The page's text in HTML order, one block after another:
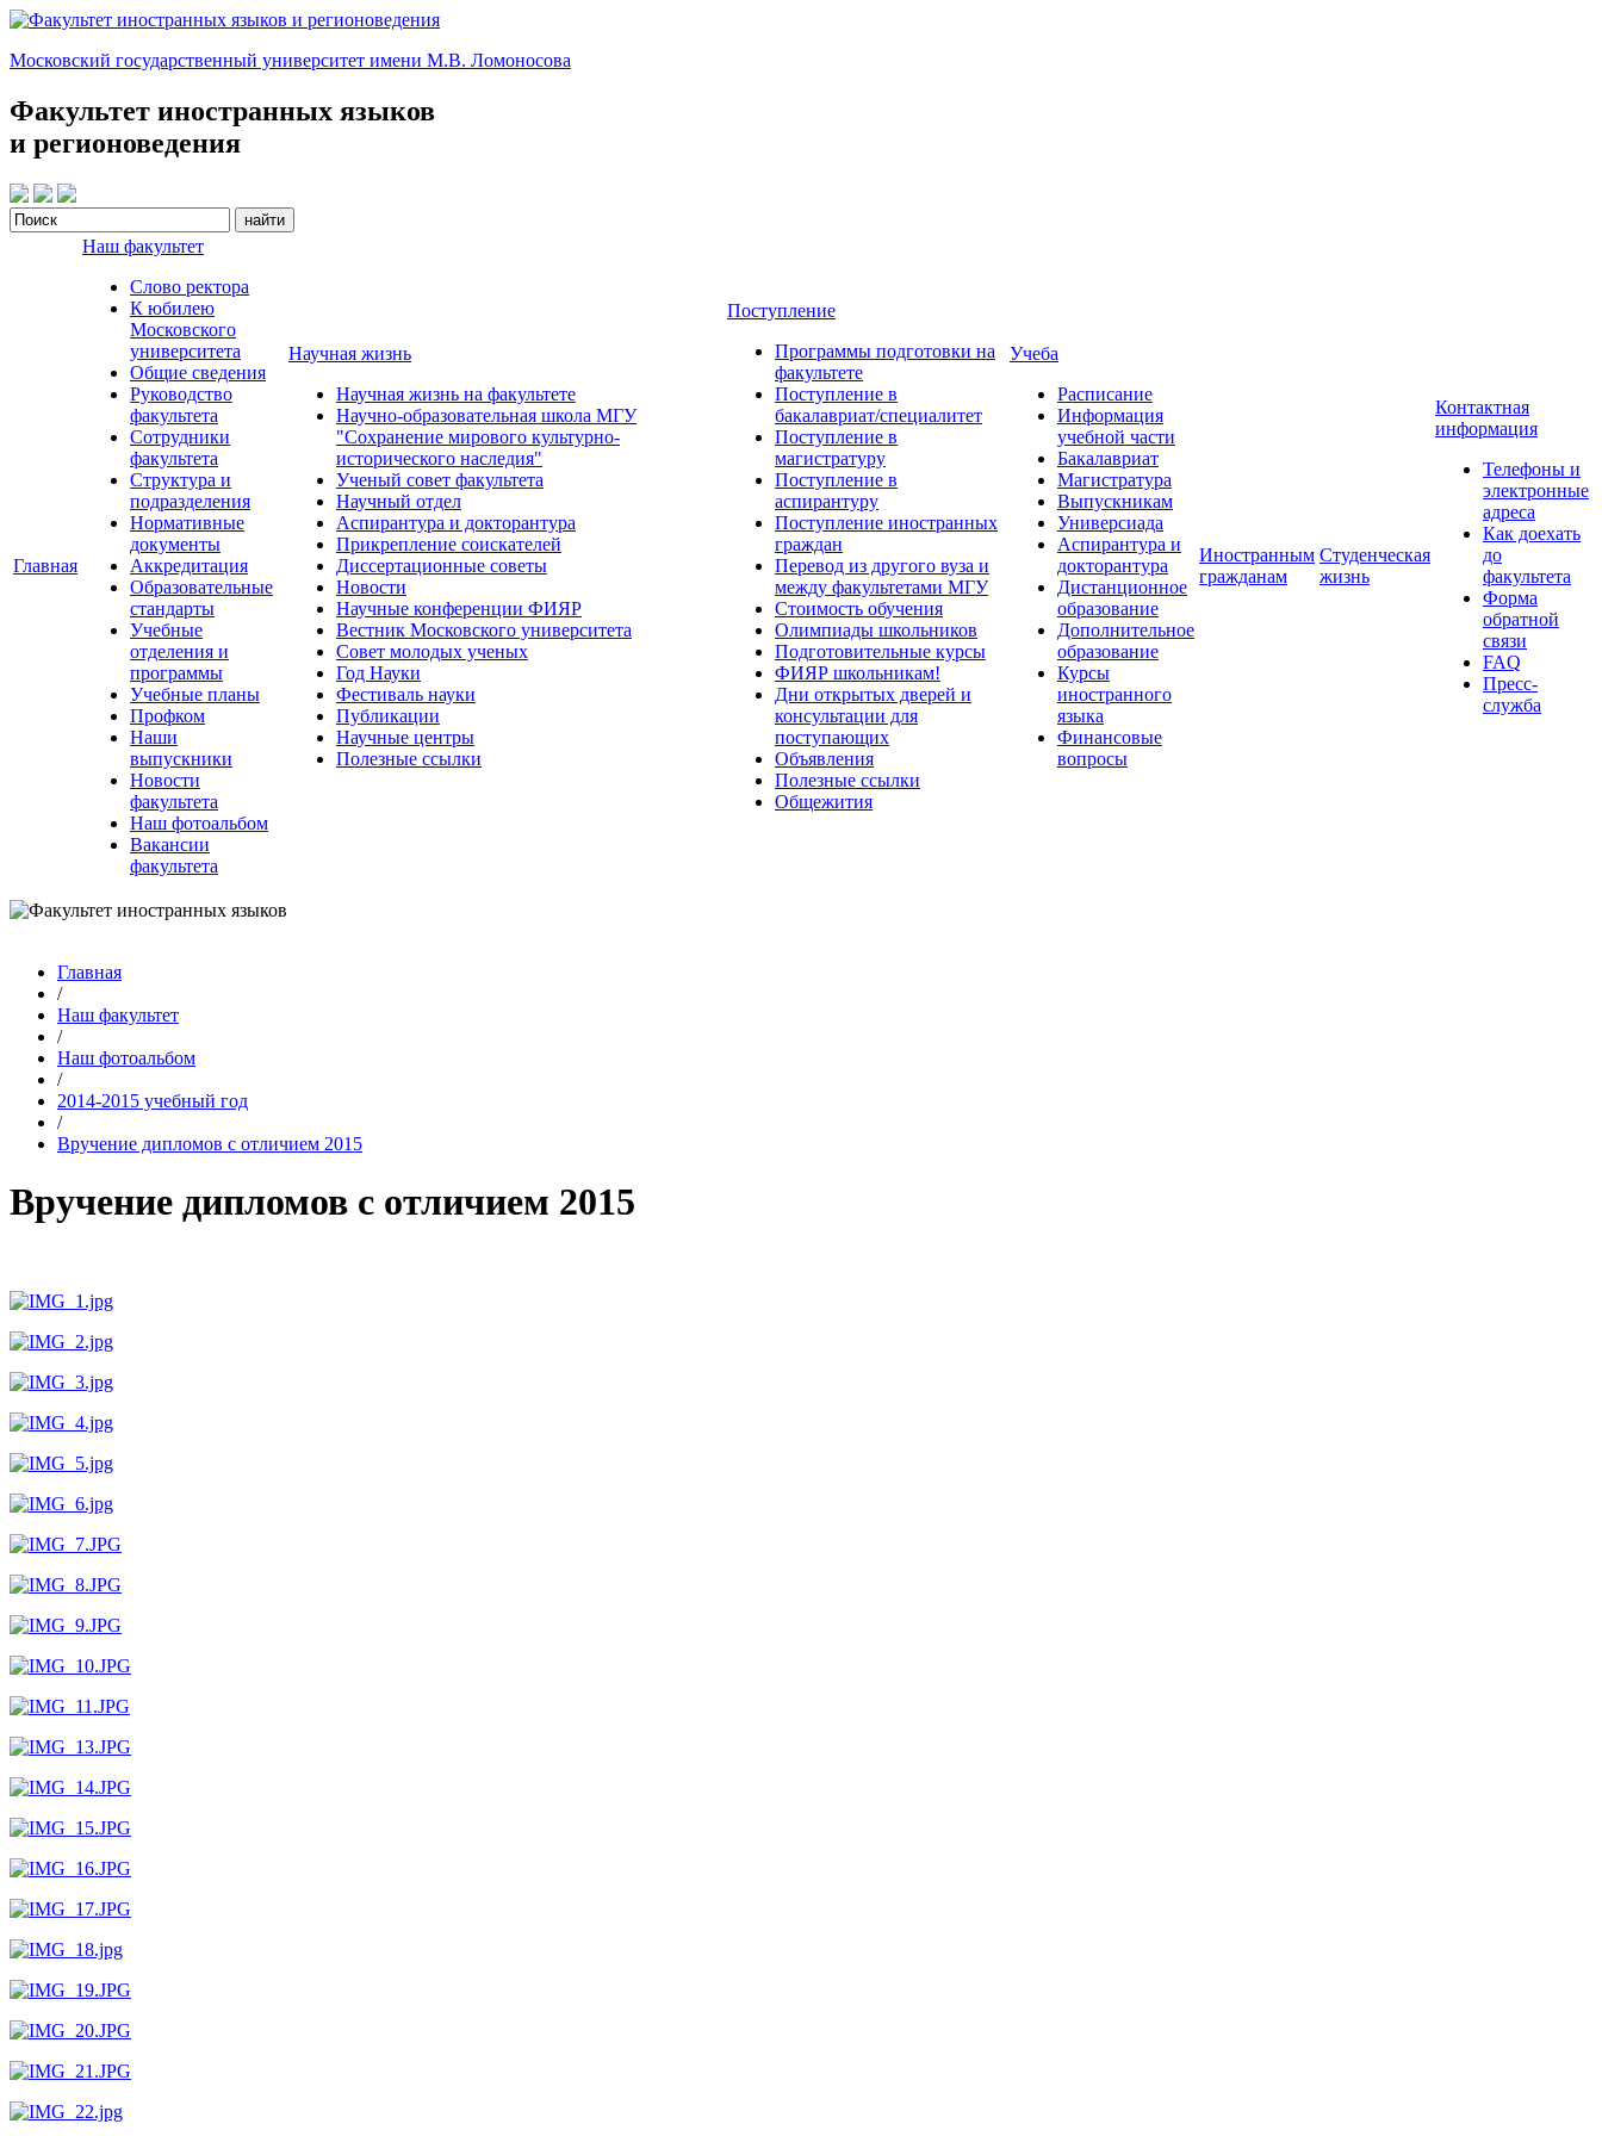
Московский государственный университет имени М.В. Ломоносова
Факультет иностранных языков
и регионоведения
Главная
Наш факультет
Слово ректора
К юбилею
Московского
университета
Общие сведения
Руководство
факультета
Сотрудники
факультета
Структура и
подразделения
Нормативные
документы
Аккредитация
Образовательные
стандарты
Учебные
отделения и
программы
Учебные планы
Профком
Наши
выпускники
Новости
факультета
Наш фотоальбом
Вакансии
факультета
Научная жизнь
Научная жизнь на факультете
Научно-образовательная школа МГУ
"Сохранение мирового культурно-
исторического наследия"
Ученый совет факультета
Научный отдел
Аспирантура и докторантура
Прикрепление соискателей
Диссертационные советы
Новости
Научные конференции ФИЯР
Вестник Московского университета
Совет молодых ученых
Год Науки
Фестиваль науки
Публикации
Научные центры
Полезные ссылки
Поступление
Программы подготовки на
факультете
Поступление в
бакалавриат/специалитет
Поступление в
магистратуру
Поступление в
аспирантуру
Поступление иностранных
граждан
Перевод из другого вуза и
между факультетами МГУ
Стоимость обучения
Олимпиады школьников
Подготовительные курсы
ФИЯР школьникам!
Дни открытых дверей и
консультации для
поступающих
Объявления
Полезные ссылки
Общежития
Учеба
Расписание
Информация
учебной части
Бакалавриат
Магистратура
Выпускникам
Универсиада
Аспирантура и
докторантура
Дистанционное
образование
Дополнительное
образование
Курсы
иностранного
языка
Финансовые
вопросы
Иностранным
гражданам
Студенческая
жизнь
Контактная
информация
Телефоны и
электронные
адреса
Как доехать
до
факультета
Форма
обратной
связи
FAQ
Пресс-
служба
Главная
/
Наш факультет
/
Наш фотоальбом
/
2014-2015 учебный год
/
Вручение дипломов с отличием 2015
Вручение дипломов с отличием 2015